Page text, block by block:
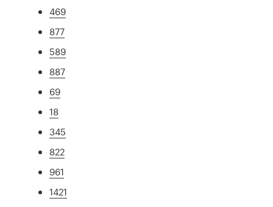
469
877
589
887
69
18
345
822
961
1421